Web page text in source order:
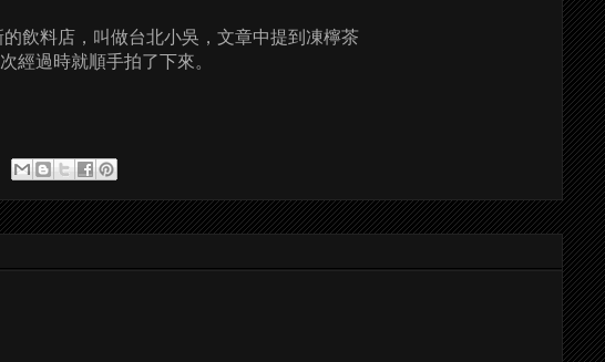
飲料店，叫做台北小吳，文章中提到凍檸茶
經過時就順手拍了下來。